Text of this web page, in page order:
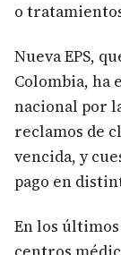
o
Nueva EPS,
Colombia, ha
nacional por
reclamos de
vencida, y
pago en
En los últimos